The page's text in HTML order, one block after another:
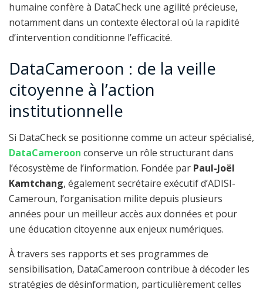
humaine confère à DataCheck une agilité précieuse,
notamment dans un contexte électoral où la rapidité
d’intervention conditionne l’efficacité.
DataCameroon : de la veille
citoyenne à l’action
institutionnelle
Si DataCheck se positionne comme un acteur spécialisé,
DataCameroon conserve un rôle structurant dans
l’écosystème de l’information. Fondée par Paul-Joël
Kamtchang, également secrétaire exécutif d’ADISI-
Cameroun, l’organisation milite depuis plusieurs
années pour un meilleur accès aux données et pour
une éducation citoyenne aux enjeux numériques.
À travers ses rapports et ses programmes de
sensibilisation, DataCameroon contribue à décoder les
stratégies de désinformation, particulièrement celles